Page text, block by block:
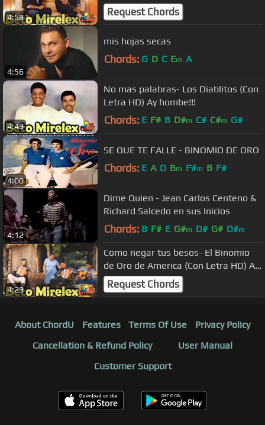
4:58 Request Chords
4:56
mis hojas secas
Chords: G D C Em A
4:49
No mas palabras- Los Diablitos (Con
Letra HD) Ay hombe!!!
Chords: E F# B D#m C# C#m G#
4:00
SE QUE TE FALLE - BINOMIO DE ORO
Chords: E A D Bm F#m B F#
4:12
Dime Quien - Jean Carlos Centeno &
Richard Salcedo en sus Inicios
Chords: B F# E G#m D# G# D#m
4:29
Como negar tus besos- El Binomio
de Oro de America (Con Letra HD) Ay
hombe!!!
Request Chords
About ChordU Features Terms Of Use
Privacy Policy
Cancellation & Refund Policy
User Manual
Customer Support